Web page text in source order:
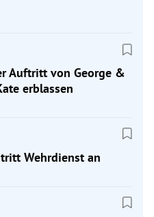
Auftritt von George &
erblassen
Wehrdienst an